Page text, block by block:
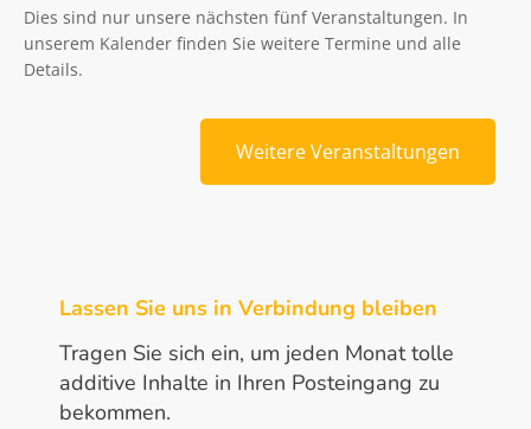
Dies sind nur unsere nächsten fünf Veranstaltungen. In
unserem Kalender finden Sie weitere Termine und alle
Details.
Weitere Veranstaltungen
Lassen Sie uns in Verbindung bleiben
Tragen Sie sich ein, um jeden Monat tolle
additive Inhalte in Ihren Posteingang zu
bekommen.